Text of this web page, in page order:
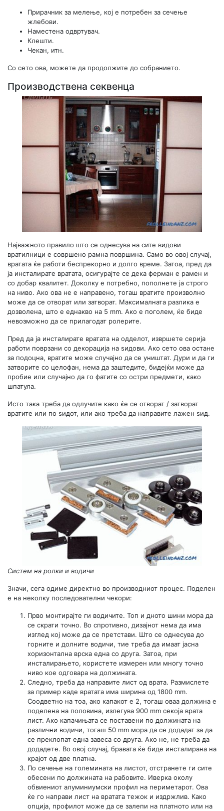
Прирачник за мелење, кој е потребен за сечење
жлебови.
Наместена одвртувач.
Клешти.
Чекан, итн.
Со сето ова, можете да продолжите до собранието.
Производствена секвенца
Најважното правило што се однесува на сите видови
вратилници е совршено рамна површина. Само во овој случај,
вратата ќе работи беспрекорно и долго време. Затоа, пред да
ја инсталирате вратата, осигурајте се дека ферман е рамен и
со добар квалитет. Доколку е потребно, пополнете ја строго
на ниво. Ако ова не е направено, тогаш вратите произволно
може да се отворат или затворат. Максималната разлика е
дозволена, што е еднакво на 5 mm. Ако е поголем, ќе биде
невозможно да се прилагодат ролерите.
Пред да ја инсталирате вратата на одделот, извршете серија
работи поврзани со декорација на ѕидови. Ако сето ова остане
за подоцна, вратите може случајно да се уништат. Дури и да ги
затворите со целофан, нема да заштедите, бидејќи може да
пробие или случајно да го фатите со остри предмети, како
шпатула.
Исто така треба да одлучите како ќе се отворат / затворат
вратите или по ѕидот, или ако треба да направите лажен ѕид.
Систем на ролки и водичи
Значи, сега одиме директно во производниот процес. Поделен
е на неколку последователни чекори:
Прво монтирајте ги водичите. Топ и дното шини мора да
се скрати точно. Во спротивно, дизајнот нема да има
изглед кој може да се претстави. Што се однесува до
горните и долните водичи, тие треба да имаат јасна
хоризонтална врска една со друга. Затоа, при
инсталирањето, користете измерен или многу точно
ниво кое одговара на должината.
Следно, треба да направите лист од врата. Размислете
за пример каде вратата има ширина од 1800 mm.
Соодветно на тоа, ако капакот е 2, тогаш оваа должина е
поделена на половина, излегува 900 mm секоја врата
лист. Ако капачињата се поставени по должината на
различни водичи, тогаш 50 mm мора да се додадат за да
се преклопат една завеса со друга. Ако не, не треба да
додадете. Во овој случај, бравата ќе биде инсталирана на
крајот од две платна.
По сечење на големината на листот, отстранете ги сите
обесени по должината на рабовите. Иверка околу
обвиениот алуминиумски профил на периметарот. Ова
ќе го направи лист на вратата тежок и издржлив. Како
опција, профилот може да се залепи на платното или на